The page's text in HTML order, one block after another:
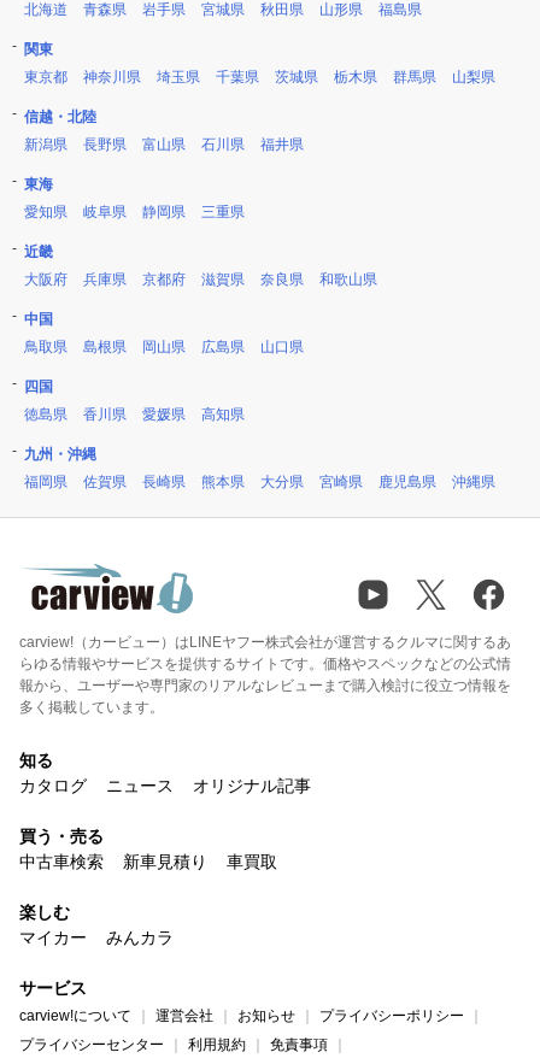
北海道
青森県 岩手県 宮城県 秋田県 山形県 福島県
関東
東京都
神奈川県 埼玉県 千葉県 茨城県 栃木県 群馬県 山梨県
信越・北陸
新潟県
長野県 富山県 石川県 福井県
東海
愛知県
岐阜県 静岡県 三重県
近畿
大阪府
兵庫県 京都府 滋賀県 奈良県 和歌山県
中国
鳥取県
島根県 岡山県 広島県 山口県
四国
徳島県
香川県 愛媛県 高知県
九州・沖縄
福岡県
佐賀県 長崎県 熊本県 大分県 宮崎県 鹿児島県 沖縄県
carview!（カービュー）はLINEヤフー株式会社が運営するクルマに関するあ
らゆる情報やサービスを提供するサイトです。価格やスペックなどの公式情
報から、ユーザーや専門家のリアルなレビューまで購入検討に役立つ情報を
多く掲載しています。
知る
カタログ
ニュース オリジナル記事
買う・売る
中古車検索
新車見積り 車買取
楽しむ
マイカー
みんカラ
サービス
carview!について 運営会社 お知らせ
プライバシーポリシー
プライバシーセンター
利用規約 免責事項